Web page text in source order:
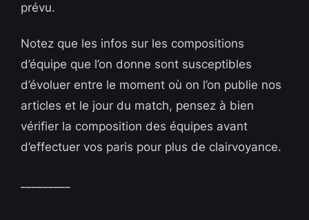
prévu.
Notez que les infos sur les compositions
d’équipe que l’on donne sont susceptibles
d’évoluer entre le moment où on l’on publie nos
articles et le jour du match, pensez à bien
vérifier la composition des équipes avant
d’effectuer vos paris pour plus de clairvoyance.